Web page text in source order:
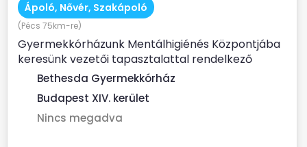
Ápoló, Nővér, Szakápoló
(Pécs 75km-re)
Gyermekkórházunk Mentálhigiénés Központjába
keresünk vezetői tapasztalattal rendelkező
diplomás ápoló...
Bethesda Gyermekkórház
Budapest XIV. kerület
Nincs megadva